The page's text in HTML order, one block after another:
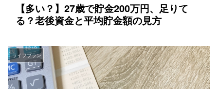
【多い？】27歳で貯金200万円、足りて
る？老後資金と平均貯金額の見方
ライフプラン